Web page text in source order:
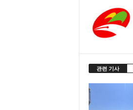
관련 기사